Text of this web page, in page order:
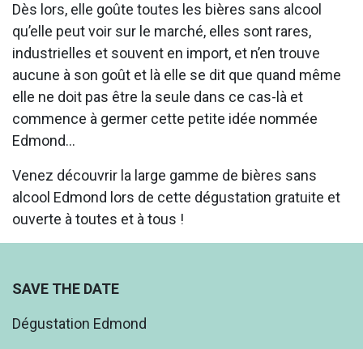
Dès lors, elle goûte toutes les bières sans alcool
qu’elle peut voir sur le marché, elles sont rares,
industrielles et souvent en import, et n’en trouve
aucune à son goût et là elle se dit que quand même
elle ne doit pas être la seule dans ce cas-là et
commence à germer cette petite idée nommée
Edmond…
Venez découvrir la large gamme de bières sans
alcool Edmond lors de cette dégustation gratuite et
ouverte à toutes et à tous !
SAVE THE DATE
Dégustation Edmond